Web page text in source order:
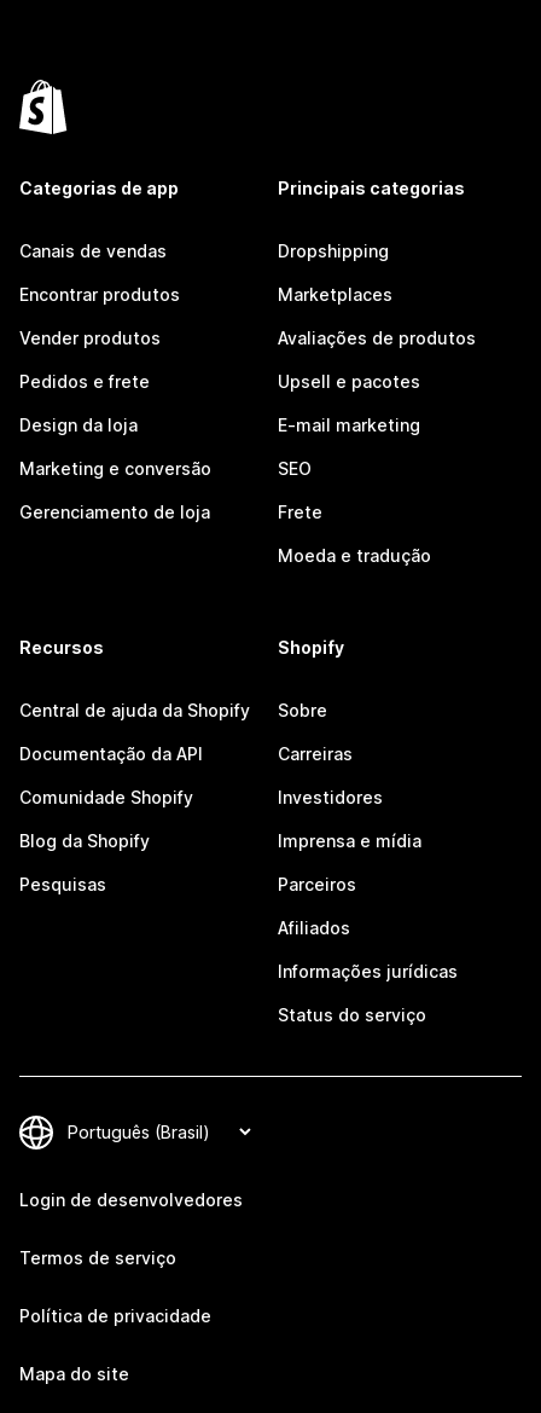
Categorias de app
Canais de vendas
Encontrar produtos
Vender produtos
Pedidos e frete
Design da loja
Marketing e conversão
Gerenciamento de loja
Principais categorias
Dropshipping
Marketplaces
Avaliações de produtos
Upsell e pacotes
E-mail marketing
SEO
Frete
Moeda e tradução
Recursos
Central de ajuda da Shopify
Documentação da API
Comunidade Shopify
Blog da Shopify
Pesquisas
Shopify
Sobre
Carreiras
Investidores
Imprensa e mídia
Parceiros
Afiliados
Informações jurídicas
Status do serviço
Login de desenvolvedores
Termos de serviço
Política de privacidade
Mapa do site